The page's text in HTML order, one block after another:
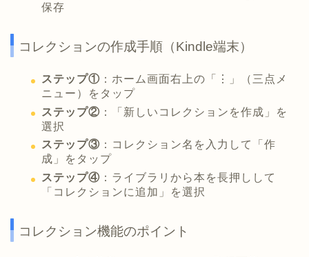
保存
コレクションの作成手順（Kindle端末）
ステップ① ：ホーム画面右上の「⋮」（三点メ
ニュー）をタップ
ステップ② ：「新しいコレクションを作成」を
選択
ステップ③ ：コレクション名を入力して「作
成」をタップ
ステップ④ ：ライブラリから本を長押しして
「コレクションに追加」を選択
コレクション機能のポイント